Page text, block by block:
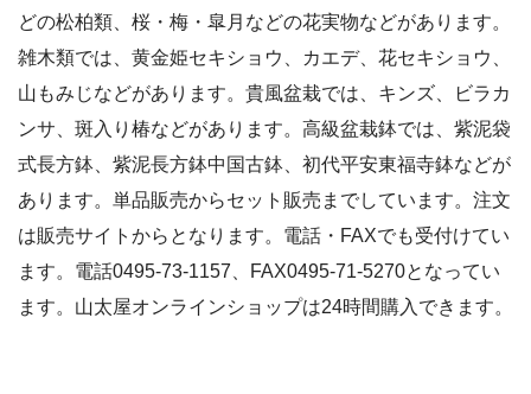
どの松柏類、桜・梅・皐月などの花実物などがあります。
雑木類では、黄金姫セキショウ、カエデ、花セキショウ、
山もみじなどがあります。貴風盆栽では、キンズ、ビラカ
ンサ、斑入り椿などがあります。高級盆栽鉢では、紫泥袋
式長方鉢、紫泥長方鉢中国古鉢、初代平安東福寺鉢などが
あります。単品販売からセット販売までしています。注文
は販売サイトからとなります。電話・FAXでも受付けてい
ます。電話0495-73-1157、FAX0495-71-5270となってい
ます。山太屋オンラインショップは24時間購入できます。